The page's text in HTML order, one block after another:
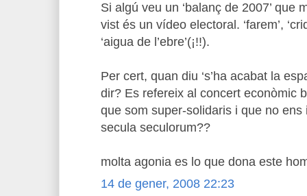
Si algú veu un ‘balanç de 2007’ que
vist és un vídeo electoral. ‘farem’,
‘aigua de l’ebre’(¡!!).
Per cert, quan diu ‘s’ha acabat la
dir? Es refereix al concert econòmic
que som super-solidaris i que no
secula seculorum??
molta agonia es lo que dona este
14 de gener, 2008 22:23